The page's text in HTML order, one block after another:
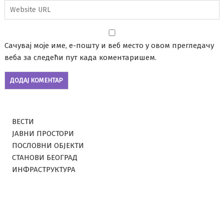
Сачувај моје име, е-пошту и веб место у овом прегледачу
веба за следећи пут када коментаришем.
ВЕСТИ
ЈАВНИ ПРОСТОРИ
ПОСЛОВНИ ОБЈЕКТИ
СТАНОВИ БЕОГРАД
ИНФРАСТРУКТУРА